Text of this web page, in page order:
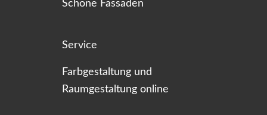
Schöne Fassaden
Service
Farbgestaltung und
Raumgestaltung online